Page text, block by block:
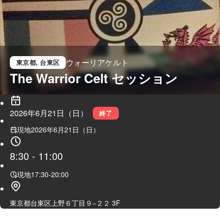
東京都, 台東区 ウォーリアケルト
The Warrior Celt セッション
2026年6月21日（日） 終了
現地2026年6月21日（日）
8:30 - 11:00
現地17:30-20:00
東京都台東区上野６丁目９−２２ 3F